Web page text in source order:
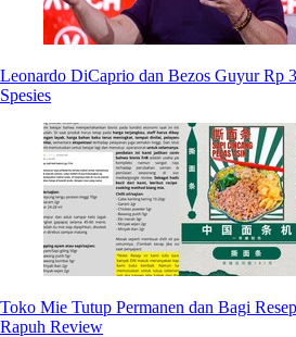
Leonardo DiCaprio dan Bezos Guyur Rp
Spesies
Toko Mie Tutup Permanen dan Bagi
Rapuh Review